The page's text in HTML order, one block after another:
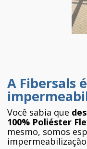
A Fibersals
Você sabia que
100% Poliéster
mesmo, somos